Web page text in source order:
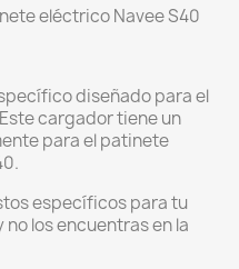
eléctrico Navee S40
diseñado para el
cargador tiene un
para el patinete
específicos para tu
los encuentras en la